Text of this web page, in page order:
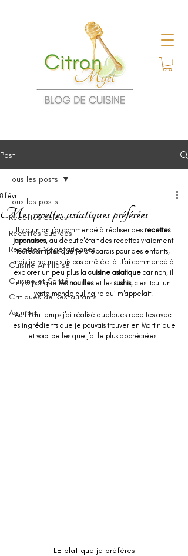
Post
Tous les posts
Recettes Salées
Recettes Sucrées
Recettes Végétariennes
Cuisine Antillaise
Cuisine et Santé
Critiques de Restaurants
Astuces
Tous les posts
Mes recettes asiatiques préférées
8 févr.
Il y a un an j'ai commencé à réaliser des recettes
japonaises, au début c'était des recettes vraiement
toutes simples que je préparais pour des enfants,
mais je ne me suis pas arrêtée là. J'ai commencé à
explorer un peu plus la cuisine asiatique car non, il
n'y a pas que les nouilles et les sushis, c'est tout un
vaste monde culinaire qui m'appelait.
Au fil du temps j'ai réalisé quelques recettes avec
les ingrédients que je pouvais trouver en Martinique
et voici celles que j'ai le plus appréciées.
LE plat que je préfères